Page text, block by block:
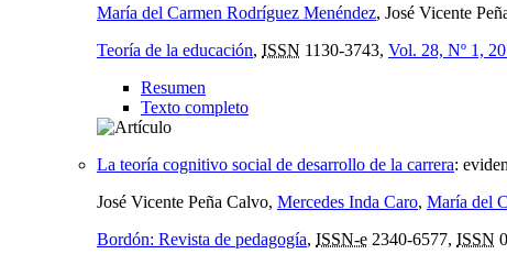
María del Carmen Rodríguez Menéndez, José Vicente
Teoría de la educación, ISSN 1130-3743, Vol. 28, Nº 1,
Resumen
Texto completo
La teoría cognitivo social de desarrollo de la carrera:
José Vicente Peña Calvo, Mercedes Inda Caro, María del
Bordón: Revista de pedagogía, ISSN-e 2340-6577, ISSN